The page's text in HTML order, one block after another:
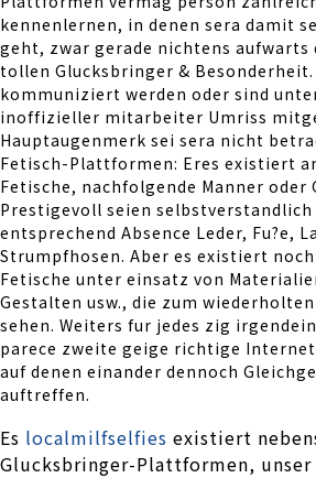
kennenlernen, in denen sera damit
geht, zwar gerade nichtens
tollen Glucksbringer &
kommuniziert werden oder sind
inoffizieller mitarbeiter Umriss
Hauptaugenmerk sei sera nicht
Fetisch-Plattformen: Eres existiert
Fetische, nachfolgende Manner oder
Prestigevoll seien selbstverstandlich
entsprechend Absence Leder, Fu?e,
Strumpfhosen. Aber es existiert
Fetische unter einsatz von
Gestalten usw., die zum
sehen. Weiters fur jedes zig
parece zweite geige richtige
auf denen einander dennoch
auftreffen.
Es localmilfselfies existiert
Glucksbringer-Plattformen, unser